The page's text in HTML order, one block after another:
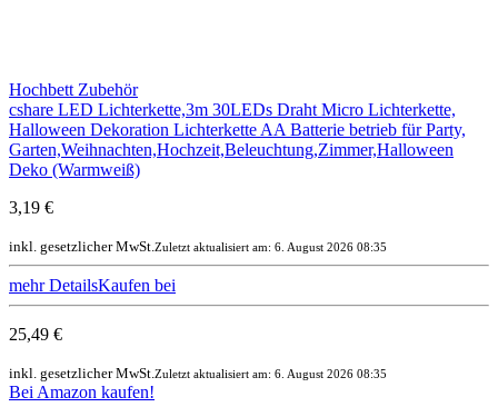
Hochbett Zubehör
cshare LED Lichterkette,3m 30LEDs Draht Micro Lichterkette,
Halloween Dekoration Lichterkette AA Batterie betrieb für Party,
Garten,Weihnachten,Hochzeit,Beleuchtung,Zimmer,Halloween
Deko (Warmweiß)
3,19 €
inkl. gesetzlicher MwSt. Zuletzt aktualisiert am: 6. August 2026 08:35
mehr DetailsKaufen bei
25,49 €
inkl. gesetzlicher MwSt. Zuletzt aktualisiert am: 6. August 2026 08:35
Bei Amazon kaufen!